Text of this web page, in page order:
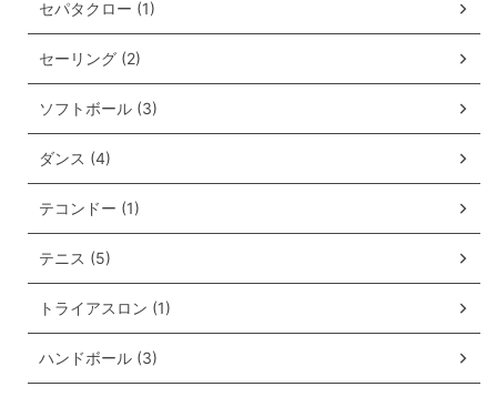
セパタクロー (1)
セーリング (2)
ソフトボール (3)
ダンス (4)
テコンドー (1)
テニス (5)
トライアスロン (1)
ハンドボール (3)